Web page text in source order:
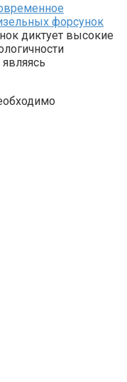
форсунок
диктует высокие